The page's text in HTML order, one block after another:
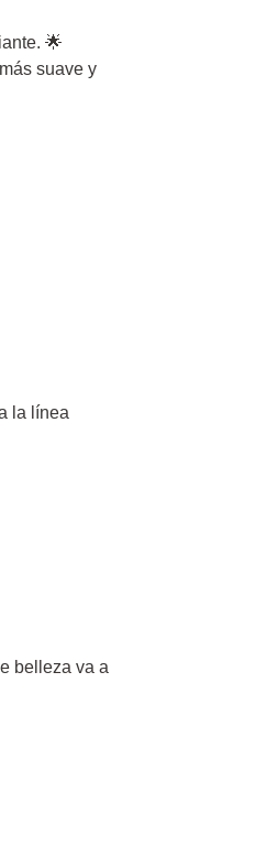
🌟
suave y
la línea
belleza va a